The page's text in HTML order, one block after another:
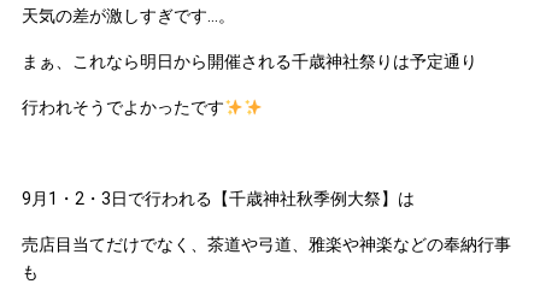
天気の差が激しすぎです…。
まぁ、これなら明日から開催される千歳神社祭りは予定通り
行われそうでよかったです
9月1・2・3日で行われる【千歳神社秋季例大祭】は
売店目当てだけでなく、茶道や弓道、雅楽や神楽などの奉納行事
も